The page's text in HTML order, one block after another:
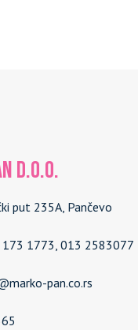
d.o.o.
put 235A, Pančevo
173 1773, 013 2583077
pan.co.rs